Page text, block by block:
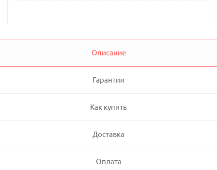
Описание
Гарантии
Как купить
Доставка
Оплата